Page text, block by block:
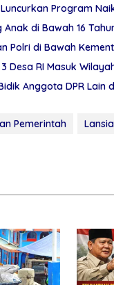
Program
di Bawah 16
Polri di Bawah
Desa RI Masuk
Anggota DPR Lain
Pemerintah Lansia